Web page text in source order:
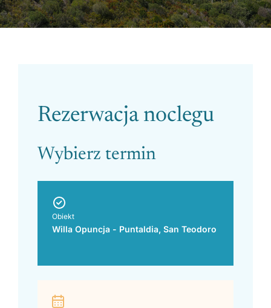
Please leave this field empty.
Rezerwacja noclegu
Wybierz termin
Obiekt
Willa Opuncja - Puntaldia, San Teodoro